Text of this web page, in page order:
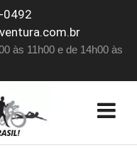
0492
às 11h00 e de 14h00 às